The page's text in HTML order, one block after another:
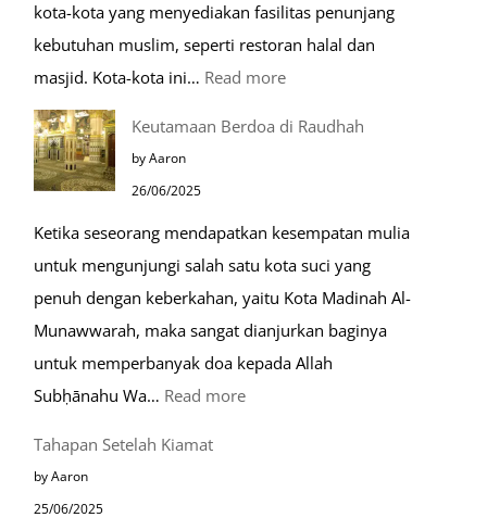
kota-kota yang menyediakan fasilitas penunjang
kebutuhan muslim, seperti restoran halal dan
masjid. Kota-kota ini… Read more:
di
Eropa
Keutamaan Berdoa di Raudhah
by Aaron
26/06/2025
Ketika seseorang mendapatkan kesempatan mulia
untuk mengunjungi salah satu kota suci yang
penuh dengan keberkahan, yaitu Kota Madinah Al-
Munawwarah, maka sangat dianjurkan baginya
untuk memperbanyak doa kepada Allah
Subḥānahu Wa… Read more:
Tahapan Setelah Kiamat
by Aaron
25/06/2025